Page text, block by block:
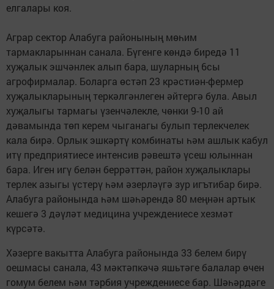
елгалары коя.
Аграр сектор Алабуга районының мөһим
тармакларыннан санала. Бүгенге көндә биредә 11
хуҗалык эшчәнлек алып бара, шуларның 6сы
агрофирмалар. Боларга өстәп 23 крәстиән-фермер
хуҗалыкларының теркәлгәнлеген әйтергә була. Авыл
хуҗалыгы тармагы үзенчәлекле, чөнки 9-10 ай
дәвамында төп керем чыганагы булып терлекчелек
кала бирә. Орлык эшкәртү комбинаты һәм ашлык кабул
итү предприятиесе интенсив рәвештә үсеш юлыннан
бара. Иген игү белән беррәттән, район хуҗалыклары
терлек азыгы үстерү һәм әзерләүгә зур игътибар бирә.
Алабуга районында һәм шәһәрендә 80 меңнән артык
кешегә 3 дәүләт медицина учреждениесе хезмәт
күрсәтә.
Хәзерге вакытта Алабуга районында 33 белем бирү
оешмасы санала, 43 мәктәпкәчә яшьтәге балалар өчен
гомум белем һәм тәрбия учреждениесе бар. Шәһәрдәге